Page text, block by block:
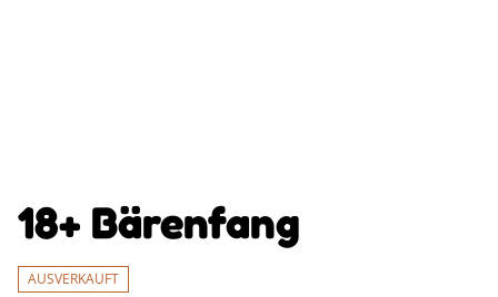
18+ Bärenfang
AUSVERKAUFT